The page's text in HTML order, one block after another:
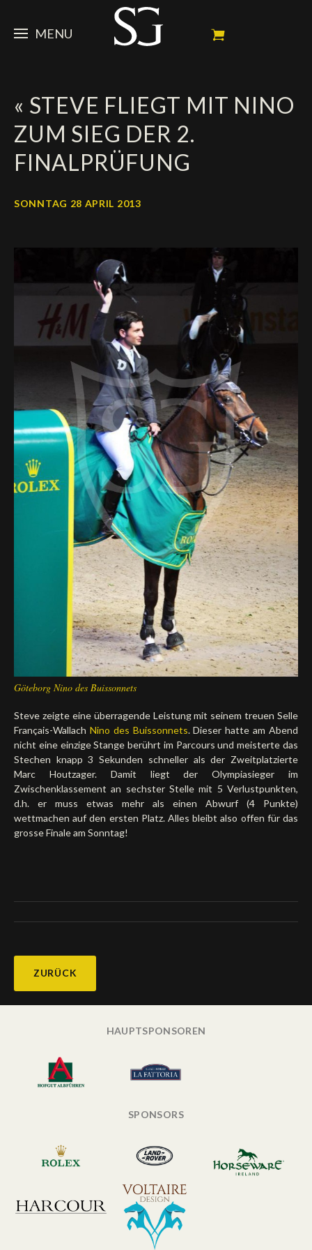
MENU
Porträt
Erfolge
Ambassador
NEWS
News
Dossiers
Kalender
PFERDE
Meine Turnierpferde
In memorium
SPONSOREN
Mäzene
FAN ZONE
Deutsch
« STEVE FLIEGT MIT NINO
ZUM SIEG DER 2.
FINALPRÜFUNG
SONNTAG 28 APRIL 2013
Göteborg Nino des Buissonnets
Steve zeigte eine überragende Leistung mit seinem treuen Selle
Français-Wallach Nino des Buissonnets. Dieser hatte am Abend
nicht eine einzige Stange berührt im Parcours und meisterte das
Stechen knapp 3 Sekunden schneller als der Zweitplatzierte
Marc Houtzager. Damit liegt der Olympiasieger im
Zwischenklassement an sechster Stelle mit 5 Verlustpunkten,
d.h. er muss etwas mehr als einen Abwurf (4 Punkte)
wettmachen auf den ersten Platz. Alles bleibt also offen für das
grosse Finale am Sonntag!
ZURÜCK
HAUPTSPONSOREN
SPONSORS